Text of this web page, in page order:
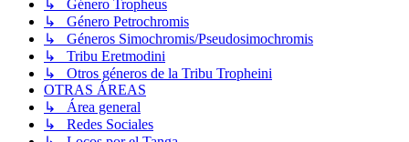
↳ Género Tropheus
↳ Género Petrochromis
↳ Géneros Simochromis/Pseudosimochromis
↳ Tribu Eretmodini
↳ Otros géneros de la Tribu Tropheini
OTRAS ÁREAS
↳ Área general
↳ Redes Sociales